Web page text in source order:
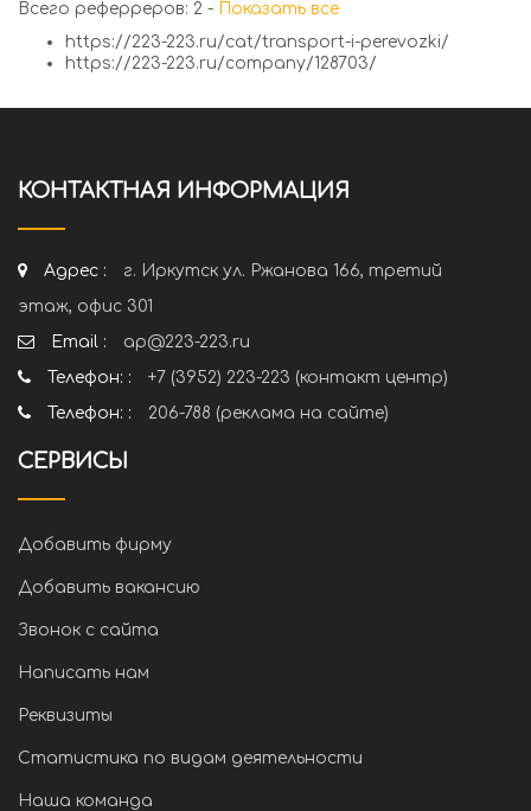
Всего реферреров: 2 - Показать все
https://223-223.ru/cat/transport-i-perevozki/
https://223-223.ru/company/128703/
КОНТАКТНАЯ ИНФОРМАЦИЯ
Адрес :
г. Иркутск ул. Ржанова 166, третий
этаж, офис 301
Email :
ap@223-223.ru
Телефон: :
+7 (3952) 223-223 (контакт центр)
Телефон: :
206-788 (реклама на сайте)
СЕРВИСЫ
Добавить фирму
Добавить вакансию
Звонок с сайта
Написать нам
Реквизиты
Статистика по видам деятельности
Наша команда